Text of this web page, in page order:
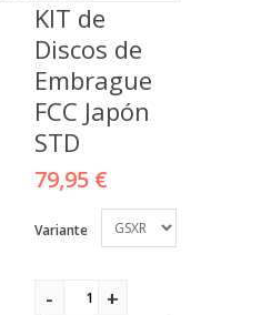
KIT de
Discos de
Embrague
FCC Japón
STD
79,95 €
Variante